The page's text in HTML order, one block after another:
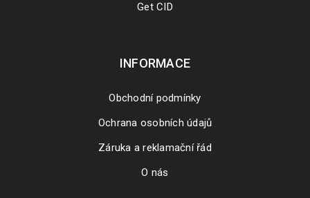
V tomto návodu si ukážeme, jak velice snadno a rychle
Get CID
INFORMACE
Obchodní podmínky
Ochrana osobních údajů
Záruka a reklamační řád
O nás